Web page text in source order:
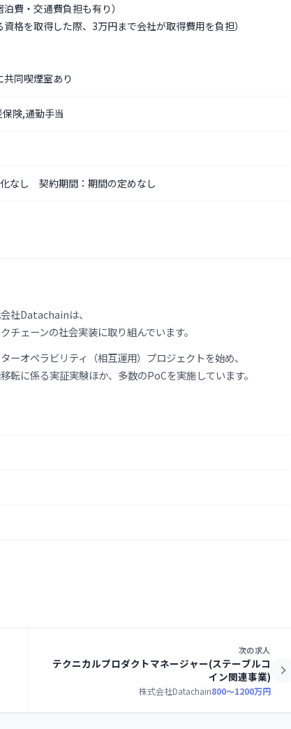
費・交通費負担も有り）
格を取得した際、3万円まで会社が取得費用を負担）
同喫煙室あり
険,通勤手当
なし 契約期間：期間の定めなし
社Datachainは、
ェーンの社会実装に取り組んでいます。
オペラビリティ（相互運用）プロジェクトを始め、
転に係る実証実験ほか、多数のPoCを実施しています。
次の求人
テクニカルプロダクトマネージャー(ステーブルコ
イン関連事業)
株式会社Datachain800〜1200万円